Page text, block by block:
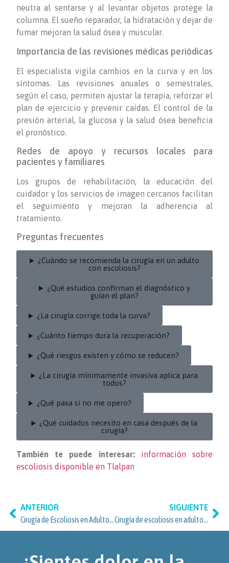
neutra al sentarse y al levantar objetos protege la
columna. El sueño reparador, la hidratación y dejar de
fumar mejoran la salud ósea y muscular.
Importancia de las revisiones médicas periódicas
El especialista vigila cambios en la curva y en los
síntomas. Las revisiones anuales o semestrales,
según el caso, permiten ajustar la terapia, reforzar el
plan de ejercicio y prevenir caídas. El control de la
presión arterial, la glucosa y la salud ósea beneficia
el pronóstico.
Redes de apoyo y recursos locales para
pacientes y familiares
Los grupos de rehabilitación, la educación del
cuidador y los servicios de imagen cercanos facilitan
el seguimiento y mejoran la adherencia al
tratamiento.
Preguntas frecuentes
¿Cuándo se recomienda la cirugía en un adulto
con escoliosis?
¿Qué estudios confirman el diagnóstico y
guían el plan?
¿La cirugía corrige toda la curva?
¿Cuánto tiempo dura la recuperación?
¿Qué riesgos existen y cómo se reducen?
¿La cirugía mínimamente invasiva aplica para
todos?
¿Qué pasa si no me opero?
¿Qué cuidados necesito en casa después de la
cirugía?
También te puede interesar:
información sobre
escoliosis disponible en Tlalpan
ANTERIOR
Cirugía de Escoliosis en Adultos: Opciones y Cuidados para Pacientes de Tlalpan Centro, Ciudad de México
SIGUIENTE
Cirugía de escoliosis en adultos: guía para Isidro Fabela, Tlalpan